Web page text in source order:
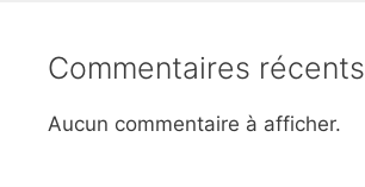
Commentaires récents
Aucun commentaire à afficher.